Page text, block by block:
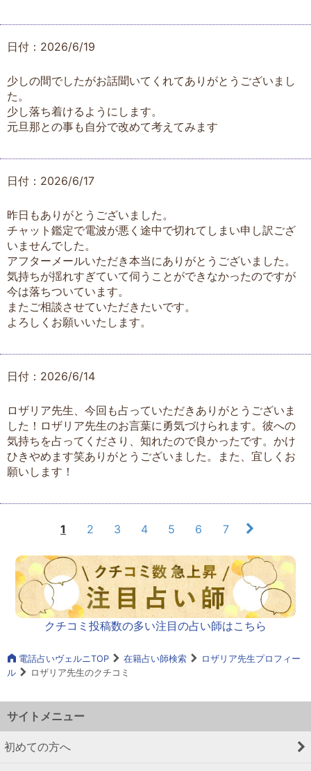
日付：2026/6/19
少しの間でしたがお話聞いてくれてありがとうございまし
た。
少し落ち着けるようにします。
元旦那との事も自分で改めて考えてみます
日付：2026/6/17
昨日もありがとうございました。
チャット鑑定で電波が悪く途中で切れてしまい申し訳ござ
いませんでした。
アフターメールいただき本当にありがとうございました。
気持ちが揺れすぎていて伺うことができなかったのですが
今は落ちついています。
またご相談させていただきたいです。
よろしくお願いいたします。
日付：2026/6/14
ロザリア先生、今回も占っていただきありがとうございま
した！ロザリア先生のお言葉に勇気づけられます。彼への
気持ちを占ってくださり、知れたので良かったです。かけ
ひきやめます笑ありがとうございました。また、宜しくお
願いします！
1 2 3 4 5 6 7
クチコミ投稿数の多い注目の占い師はこちら
電話占いヴェルニTOP 在籍占い師検索
ロザリア先生プロフィー
ル
ロザリア先生のクチコミ
サイトメニュー
初めての方へ